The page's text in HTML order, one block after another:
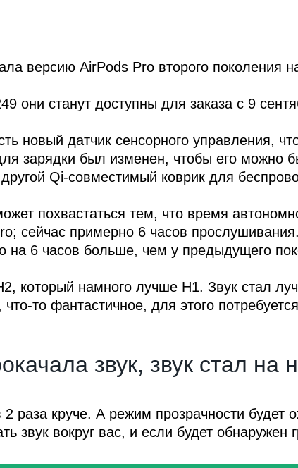
версию AirPods Pro второго поколения
они станут доступны для заказа с 9
новый датчик сенсорного управления,
зарядки был изменен, чтобы его можно
Qi-совместимый коврик для
похвастаться тем, что время
сейчас примерно 6 часов
на 6 часов больше, чем у предыдущего
который намного лучше H1. Звук стал
то фантастичное, для этого
звук, звук стал на
раза круче. А режим прозрачности будет
звук вокруг вас, и если будет обнаружен